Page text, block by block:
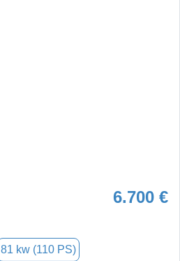
6.700 €
81 kw (110 PS)